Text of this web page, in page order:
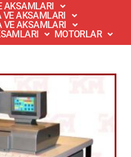
AKSAMLARI
VE AKSAMLARI
VE AKSAMLARI
MOTORLAR